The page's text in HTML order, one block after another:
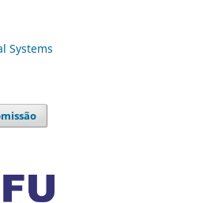
Systems